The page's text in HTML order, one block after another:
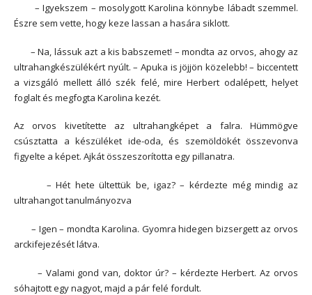
– Igyekszem – mosolygott Karolina könnybe lábadt szemmel.
Észre sem vette, hogy keze lassan a hasára siklott.
– Na, lássuk azt a kis babszemet! – mondta az orvos, ahogy az
ultrahangkészülékért nyúlt. – Apuka is jöjjön közelebb! – biccentett
a vizsgáló mellett álló szék felé, mire Herbert odalépett, helyet
foglalt és megfogta Karolina kezét.
Az orvos kivetítette az ultrahangképet a falra. Hümmögve
csúsztatta a készüléket ide-oda, és szemöldökét összevonva
figyelte a képet. Ajkát összeszorította egy pillanatra.
– Hét hete ültettük be, igaz? – kérdezte még mindig az
ultrahangot tanulmányozva
– Igen – mondta Karolina. Gyomra hidegen bizsergett az orvos
arckifejezését látva.
– Valami gond van, doktor úr? – kérdezte Herbert. Az orvos
sóhajtott egy nagyot, majd a pár felé fordult.